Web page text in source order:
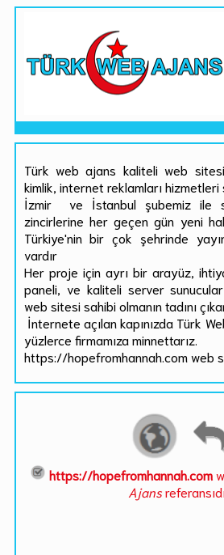
Türk web ajans kaliteli web sitesi
kimlik, internet reklamları hizmetleri
İzmir ve İstanbul şubemiz ile
zincirlerine her geçen gün yeni
Türkiye'nin bir çok şehrinde
vardır
Her proje için ayrı bir arayüz,
paneli, ve kaliteli server
web sitesi sahibi olmanın tadını
İnternete açılan kapınızda Türk
yüzlerce firmamıza minnettarız.
https://hopefromhannah.com web
https://hopefromhannah.com
Ajans